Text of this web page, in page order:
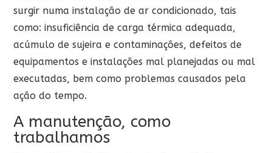
surgir numa instalação de ar condicionado, tais
como: insuficiência de carga térmica adequada,
acúmulo de sujeira e contaminações, defeitos de
equipamentos e instalações mal planejadas ou mal
executadas, bem como problemas causados pela
ação do tempo.
A manutenção, como
trabalhamos